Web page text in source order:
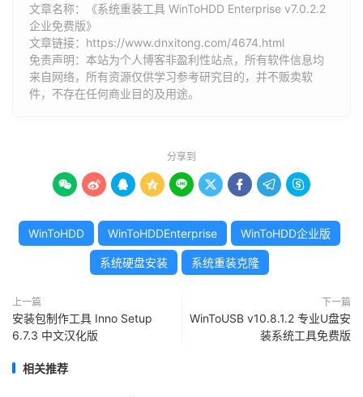
文章名称：《系统重装工具 WinToHDD Enterprise v7.0.2.2
企业免费版》
文章链接： https://www.dnxitong.com/4674.html
免责声明：本站为个人博客非盈利性站点，所有软件信息均
来自网络，所有资源仅供学习参考研究目的，并不贩卖软
件，不存在任何商业目的及用途。
分享到
        
WinToHDD WinToHDDEnterprise WinToHDD企业版
系统硬盘安装 系统重装克隆
上一篇
安装包制作工具 Inno Setup
6.7.3 中文汉化版
下一篇
WinToUSB v10.8.1.2 专业U盘安
装系统工具免费版
相关推荐